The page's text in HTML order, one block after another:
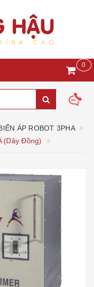
0
ÁP ROBOT 3PHA
(Dây Đồng)